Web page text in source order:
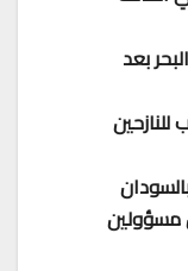
بعد
مسؤولين